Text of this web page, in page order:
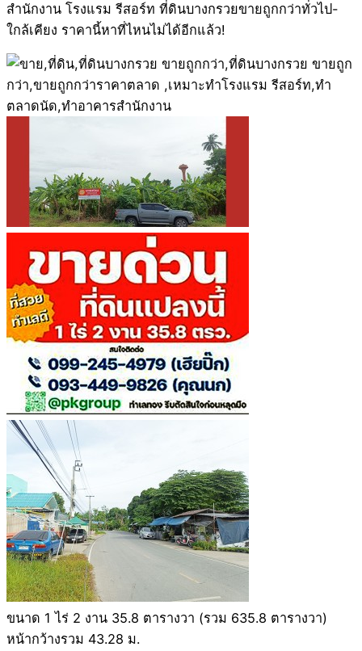
สำนักงาน โรงแรม รีสอร์ท ที่ดินบางกรวยขายถูกกว่าทั่วไป-
ใกล้เคียง ราคานี้หาที่ไหนไม่ได้อีกแล้ว!
ขนาด 1 ไร่ 2 งาน 35.8 ตารางวา (รวม 635.8 ตารางวา)
หน้ากว้างรวม 43.28 ม.